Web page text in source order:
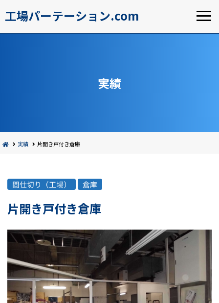
工場パーテーション.com
実績
実績 片開き戸付き倉庫
間仕切り（工場） 倉庫
片開き戸付き倉庫